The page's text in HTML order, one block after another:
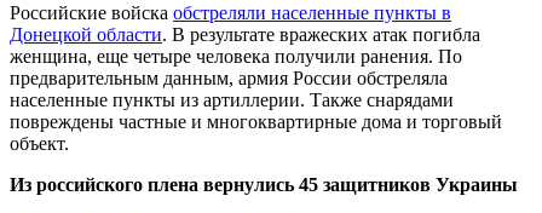
Российские войска обстреляли населенные пункты в
Донецкой области. В результате вражеских атак погибла
женщина, еще четыре человека получили ранения. По
предварительным данным, армия России обстреляла
населенные пункты из артиллерии. Также снарядами
повреждены частные и многоквартирные дома и торговый
объект.
Из российского плена вернулись 45 защитников Украины